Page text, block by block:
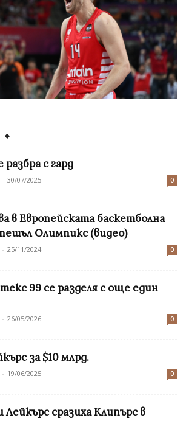
с гард
- 30/07/2025 0
в Европейската баскетболна
Олимпикс (видео)
- 25/11/2024 0
99 се разделя с още един
- 26/05/2026 0
за $10 млрд.
- 19/06/2025 0
Лейкърс сразиха Клипърс в